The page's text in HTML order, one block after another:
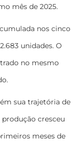
mês de 2025.
nos cinco
unidades. O
no mesmo
sua trajetória de
cresceu
meses de